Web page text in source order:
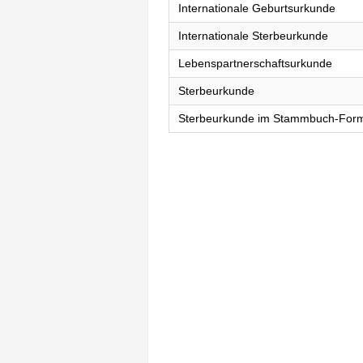
Internationale Geburtsurkunde
Internationale Sterbeurkunde
Lebenspartnerschaftsurkunde
Sterbeurkunde
Sterbeurkunde im Stammbuch-